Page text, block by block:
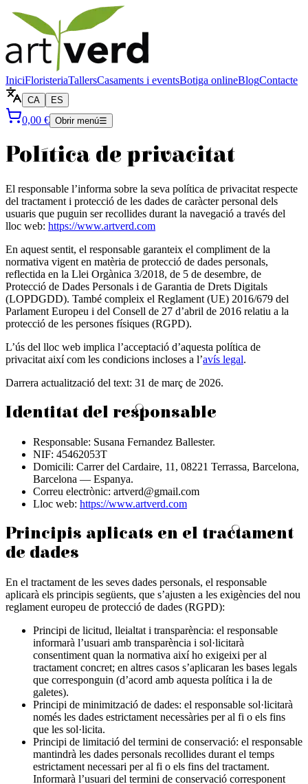
IniciFloristeriaTallersCasaments i eventsBotiga onlineBlogContacte
CA ES
0,00 € Obrir menú☰
Política de privacitat
El responsable l’informa sobre la seva política de privacitat respecte
del tractament i protecció de les dades de caràcter personal dels
usuaris que puguin ser recollides durant la navegació a través del
lloc web: https://www.artverd.com
En aquest sentit, el responsable garanteix el compliment de la
normativa vigent en matèria de protecció de dades personals,
reflectida en la Llei Orgànica 3/2018, de 5 de desembre, de
Protecció de Dades Personals i de Garantia de Drets Digitals
(LOPDGDD). També compleix el Reglament (UE) 2016/679 del
Parlament Europeu i del Consell de 27 d’abril de 2016 relatiu a la
protecció de les persones físiques (RGPD).
L’ús del lloc web implica l’acceptació d’aquesta política de
privacitat així com les condicions incloses a l’avís legal.
Darrera actualització del text: 31 de març de 2026.
Identitat del responsable
Responsable: Susana Fernandez Ballester.
NIF: 45462053T
Domicili: Carrer del Cardaire, 11, 08221 Terrassa, Barcelona,
Barcelona — Espanya.
Correu electrònic: artverd@gmail.com
Lloc web: https://www.artverd.com
Principis aplicats en el tractament
de dades
En el tractament de les seves dades personals, el responsable
aplicarà els principis següents, que s’ajusten a les exigències del nou
reglament europeu de protecció de dades (RGPD):
Principi de licitud, lleialtat i transparència: el responsable
informarà l’usuari amb transparència i sol·licitarà
consentiment quan la normativa així ho exigeixi per al
tractament concret; en altres casos s’aplicaran les bases legals
que corresponguin (d’acord amb aquesta política i la de
galetes).
Principi de minimització de dades: el responsable sol·licitarà
només les dades estrictament necessàries per al fi o els fins
que les sol·licita.
Principi de limitació del termini de conservació: el responsable
mantindrà les dades personals recollides durant el temps
estrictament necessari per al fi o els fins del tractament.
Informarà l’usuari del termini de conservació corresponent